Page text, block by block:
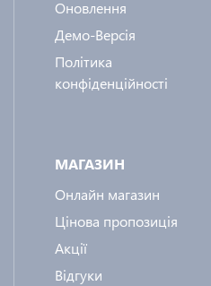
Оновлення
Демо-Версія
Політика
конфіденційності
МАГАЗИН
Онлайн магазин
Цінова пропозиція
Акції
Відгуки